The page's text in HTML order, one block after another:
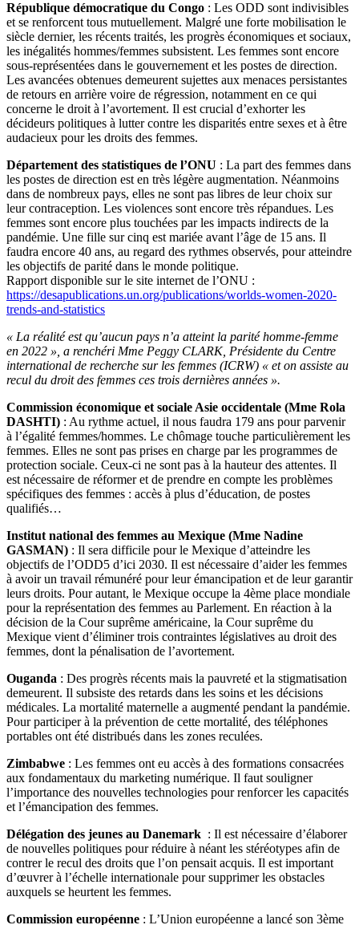
République démocratique du Congo : Les ODD sont indivisibles
et se renforcent tous mutuellement. Malgré une forte mobilisation le
siècle dernier, les récents traités, les progrès économiques et sociaux,
les inégalités hommes/femmes subsistent. Les femmes sont encore
sous-représentées dans le gouvernement et les postes de direction.
Les avancées obtenues demeurent sujettes aux menaces persistantes
de retours en arrière voire de régression, notamment en ce qui
concerne le droit à l’avortement. Il est crucial d’exhorter les
décideurs politiques à lutter contre les disparités entre sexes et à être
audacieux pour les droits des femmes.
Département des statistiques de l’ONU : La part des femmes dans
les postes de direction est en très légère augmentation. Néanmoins
dans de nombreux pays, elles ne sont pas libres de leur choix sur
leur contraception. Les violences sont encore très répandues. Les
femmes sont encore plus touchées par les impacts indirects de la
pandémie. Une fille sur cinq est mariée avant l’âge de 15 ans. Il
faudra encore 40 ans, au regard des rythmes observés, pour atteindre
les objectifs de parité dans le monde politique.
Rapport disponible sur le site internet de l’ONU :
https://desapublications.un.org/publications/worlds-women-2020-
trends-and-statistics
« La réalité est qu’aucun pays n’a atteint la parité homme-femme
en 2022 », a renchéri Mme Peggy CLARK, Présidente du Centre
international de recherche sur les femmes (ICRW) « et on assiste au
recul du droit des femmes ces trois dernières années ».
Commission économique et sociale Asie occidentale (Mme Rola
DASHTI) : Au rythme actuel, il nous faudra 179 ans pour parvenir
à l’égalité femmes/hommes. Le chômage touche particulièrement les
femmes. Elles ne sont pas prises en charge par les programmes de
protection sociale. Ceux-ci ne sont pas à la hauteur des attentes. Il
est nécessaire de réformer et de prendre en compte les problèmes
spécifiques des femmes : accès à plus d’éducation, de postes
qualifiés…
Institut national des femmes au Mexique (Mme Nadine
GASMAN) : Il sera difficile pour le Mexique d’atteindre les
objectifs de l’ODD5 d’ici 2030. Il est nécessaire d’aider les femmes
à avoir un travail rémunéré pour leur émancipation et de leur garantir
leurs droits. Pour autant, le Mexique occupe la 4ème place mondiale
pour la représentation des femmes au Parlement. En réaction à la
décision de la Cour suprême américaine, la Cour suprême du
Mexique vient d’éliminer trois contraintes législatives au droit des
femmes, dont la pénalisation de l’avortement.
Ouganda : Des progrès récents mais la pauvreté et la stigmatisation
demeurent. Il subsiste des retards dans les soins et les décisions
médicales. La mortalité maternelle a augmenté pendant la pandémie.
Pour participer à la prévention de cette mortalité, des téléphones
portables ont été distribués dans les zones reculées.
Zimbabwe : Les femmes ont eu accès à des formations consacrées
aux fondamentaux du marketing numérique. Il faut souligner
l’importance des nouvelles technologies pour renforcer les capacités
et l’émancipation des femmes.
Délégation des jeunes au Danemark : Il est nécessaire d’élaborer
de nouvelles politiques pour réduire à néant les stéréotypes afin de
contrer le recul des droits que l’on pensait acquis. Il est important
d’œuvrer à l’échelle internationale pour supprimer les obstacles
auxquels se heurtent les femmes.
Commission européenne : L’Union européenne a lancé son 3ème